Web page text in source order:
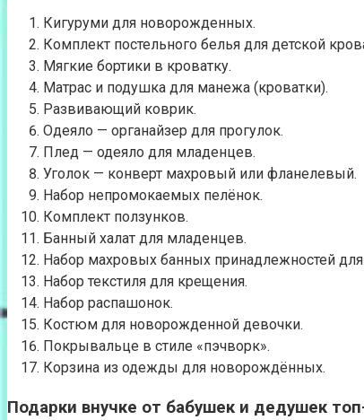
Кигуруми для новорожденных.
Комплект постельного белья для детской
Мягкие бортики в кроватку.
Матрас и подушка для манежа (кроватки).
Развивающий коврик.
Одеяло — органайзер для прогулок.
Плед — одеяло для младенцев.
Уголок — конверт махровый или фланелевый.
Набор непромокаемых пелёнок.
Комплект ползунков.
Банный халат для младенцев.
Набор махровых банных принадлежностей
Набор текстиля для крещения.
Набор распашонок.
Костюм для новорожденной девочки.
Покрывальце в стиле «пэчворк».
Корзина из одежды для новорождённых.
Подарки внучке от бабушек и дедушек